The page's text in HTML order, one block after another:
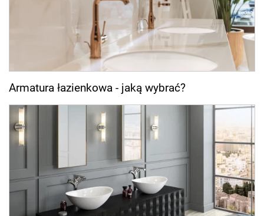
Armatura łazienkowa - jaką wybrać?